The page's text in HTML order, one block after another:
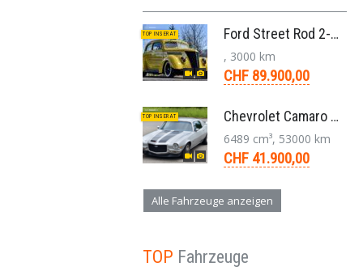
TOP INSERAT Ford Street Rod 2-Door V8 Aut. 1937
, 3000 km
CHF 89.900,00
TOP INSERAT Chevrolet Camaro SS 396 LS3 Coupe Aut. 1971
6489 cm³, 53000 km
CHF 41.900,00
Alle Fahrzeuge anzeigen
TOP Fahrzeuge